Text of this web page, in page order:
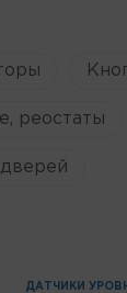
реостаты
ДАТЧИКИ